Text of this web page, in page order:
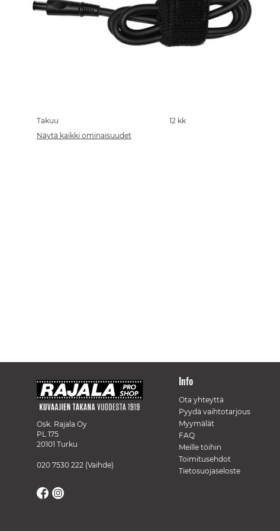
the
beginning
of
Takuu
12 kk
Näytä kaikki ominaisuudet
Osk. Rajala Oy
PL 175
20101 Turku
020 7530 222 (Vaihde)
Info
Ota yhteyttä
Pyydä vaihtotarjous
Myymälät
FAQ
Meille töihin
Toimitusehdot
Tietosuojaseloste